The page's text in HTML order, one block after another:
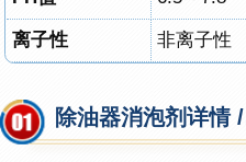
离子性 非离子性
除油器消泡剂详情 /